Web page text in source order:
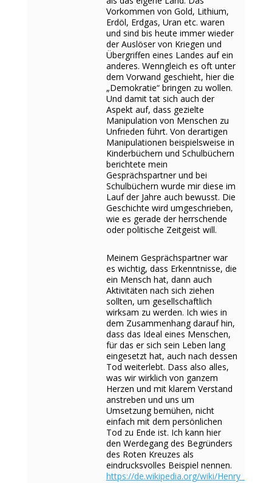
Vorkommen von Gold, Lithium,
Erdöl, Erdgas, Uran etc. waren
und sind bis heute immer wieder
der Auslöser von Kriegen und
Übergriffen eines Landes auf ein
anderes. Wenngleich es oft unter
dem Vorwand geschieht, hier die
„Demokratie“ bringen zu wollen.
Und damit tat sich auch der
Aspekt auf, dass gezielte
Manipulation von Menschen zu
Unfrieden führt. Von derartigen
Manipulationen beispielsweise in
Kinderbüchern und Schulbüchern
berichtete mein
Gesprächspartner und bei
Schulbüchern wurde mir diese im
Lauf der Jahre auch bewusst. Die
Geschichte wird umgeschrieben,
wie es gerade der herrschende
oder politische Zeitgeist will.
Meinem Gesprächspartner war
es wichtig, dass Erkenntnisse, die
ein Mensch hat, dann auch
Aktivitäten nach sich ziehen
sollten, um gesellschaftlich
wirksam zu werden. Ich wies in
dem Zusammenhang darauf hin,
dass das Ideal eines Menschen,
für das er sich sein Leben lang
eingesetzt hat, auch nach dessen
Tod weiterlebt. Dass also alles,
was wir wirklich von ganzem
Herzen und mit klarem Verstand
anstreben und uns um
Umsetzung bemühen, nicht
einfach mit dem persönlichen
Tod zu Ende ist. Ich kann hier
den Werdegang des Begründers
des Roten Kreuzes als
eindrucksvolles Beispiel nennen.
https://de.wikipedia.org/wiki/